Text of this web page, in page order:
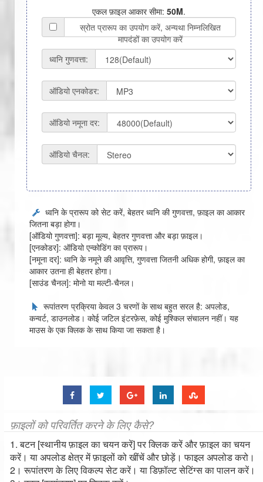
एकल फ़ाइल आकार सीमा: 50M.
स्रोत प्रारूप का उपयोग करें, अन्यथा निम्नलिखित
मापदंडों का उपयोग करें
ध्वनि गुणवत्ता:
ऑडियो एनकोडर:
ऑडियो नमूना दर:
ऑडियो चैनल:
ध्वनि के प्रारूप को सेट करें, बेहतर ध्वनि की गुणवत्ता, फ़ाइल का आकार
जितना बड़ा होगा।
[ऑडियो गुणवत्ता]: बड़ा मूल्य, बेहतर गुणवत्ता और बड़ा फ़ाइल।
[एनकोडर]: ऑडियो एन्कोडिंग का प्रारूप।
[नमूना दर]: ध्वनि के नमूने की आवृत्ति, गुणवत्ता जितनी अधिक होगी, फ़ाइल का
आकार उतना ही बेहतर होगा।
[साउंड चैनल]: मोनो या मल्टी-चैनल।
रूपांतरण प्रक्रिया केवल 3 चरणों के साथ बहुत सरल है: अपलोड,
कन्वर्ट, डाउनलोड। कोई जटिल इंटरफ़ेस, कोई मुश्किल संचालन नहीं। यह
माउस के एक क्लिक के साथ किया जा सकता है।
फ़ाइलों को परिवर्तित करने के लिए कैसे?
1. बटन [स्थानीय फ़ाइल का चयन करें] पर क्लिक करें और फ़ाइल का चयन
करें। या अपलोड क्षेत्र में फ़ाइलों को खींचें और छोड़ें। फाइल अपलोड करो।
2। रूपांतरण के लिए विकल्प सेट करें। या डिफ़ॉल्ट सेटिंग्स का पालन करें।